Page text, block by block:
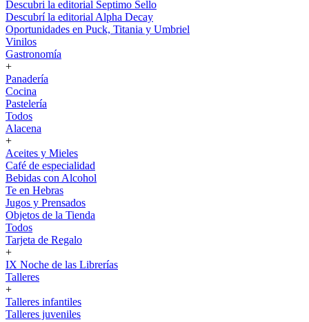
Descubri la editorial Septimo Sello
Descubrí la editorial Alpha Decay
Oportunidades en Puck, Titania y Umbriel
Vinilos
Gastronomía
+
Panadería
Cocina
Pastelería
Todos
Alacena
+
Aceites y Mieles
Café de especialidad
Bebidas con Alcohol
Te en Hebras
Jugos y Prensados
Objetos de la Tienda
Todos
Tarjeta de Regalo
+
IX Noche de las Librerías
Talleres
+
Talleres infantiles
Talleres juveniles